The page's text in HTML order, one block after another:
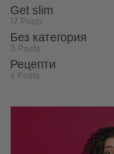
Get slim
17 Posts
Без категория
3 Posts
Рецепти
6 Posts